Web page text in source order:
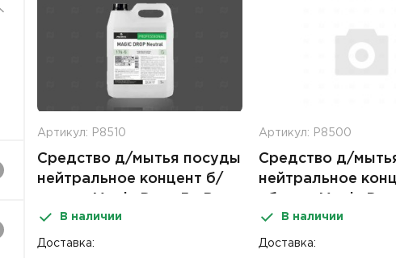
Артикул: Р8510
Средство д/мытья посуды
нейтральное концент б/
BriteВ наличии
Доставка:
Артикул: Р8500
Средство д/
нейтральное
BriteВ наличии
Доставка: